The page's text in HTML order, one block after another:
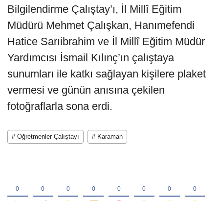
Bilgilendirme Çalıştay’ı, İl Millî Eğitim
Müdürü Mehmet Çalışkan, Hanımefendi
Hatice Sarıibrahim ve İl Millî Eğitim Müdür
Yardımcısı İsmail Kılınç’ın çalıştaya
sunumları ile katkı sağlayan kişilere plaket
vermesi ve günün anısına çekilen
fotoğraflarla sona erdi.
# Öğretmenler Çalıştayı # Karaman